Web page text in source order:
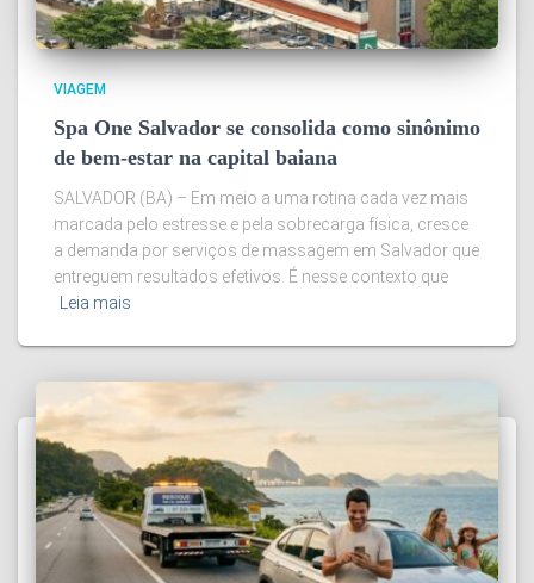
VIAGEM
Spa One Salvador se consolida como sinônimo
de bem-estar na capital baiana
SALVADOR (BA) – Em meio a uma rotina cada vez mais
marcada pelo estresse e pela sobrecarga física, cresce
a demanda por serviços de massagem em Salvador que
entreguem resultados efetivos. É nesse contexto que
Leia mais